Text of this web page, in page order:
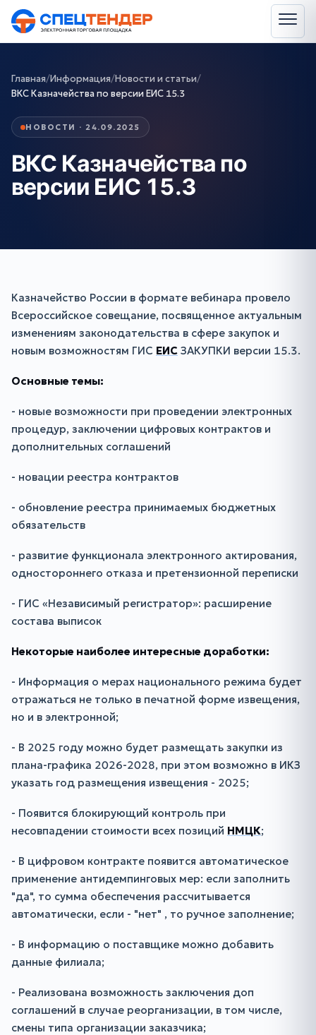
Главная/Информация/Новости и статьи/
ВКС Казначейства по версии ЕИС 15.3
НОВОСТИ · 24.09.2025
ВКС Казначейства по
версии ЕИС 15.3
Казначейство России в формате вебинара провело
Всероссийское совещание, посвященное актуальным
изменениям законодательства в сфере закупок и
новым возможностям ГИС ЕИС ЗАКУПКИ версии 15.3.
Основные темы:
- новые возможности при проведении электронных
процедур, заключении цифровых контрактов и
дополнительных соглашений
- новации реестра контрактов
- обновление реестра принимаемых бюджетных
обязательств
- развитие функционала электронного актирования,
одностороннего отказа и претензионной переписки
- ГИС «Независимый регистратор»: расширение
состава выписок
Некоторые наиболее интересные доработки:
- Информация о мерах национального режима будет
отражаться не только в печатной форме извещения,
но и в электронной;
- В 2025 году можно будет размещать закупки из
плана-графика 2026-2028, при этом возможно в ИКЗ
указать год размещения извещения - 2025;
- Появится блокирующий контроль при
несовпадении стоимости всех позиций НМЦК;
- В цифровом контракте появится автоматическое
применение антидемпинговых мер: если заполнить
"да", то сумма обеспечения рассчитывается
автоматически, если - "нет" , то ручное заполнение;
- В информацию о поставщике можно добавить
данные филиала;
- Реализована возможность заключения доп
соглашений в случае реорганизации, в том числе,
смены типа организации заказчика;